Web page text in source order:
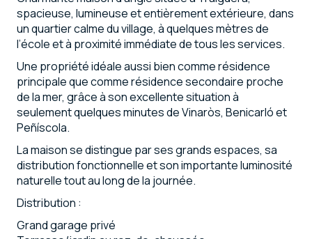
spacieuse, lumineuse et entièrement extérieure, dans
un quartier calme du village, à quelques mètres de
l’école et à proximité immédiate de tous les services.
Une propriété idéale aussi bien comme résidence
principale que comme résidence secondaire proche
de la mer, grâce à son excellente situation à
seulement quelques minutes de Vinaròs, Benicarló et
Peñíscola.
La maison se distingue par ses grands espaces, sa
distribution fonctionnelle et son importante luminosité
naturelle tout au long de la journée.
Distribution :
Grand garage privé